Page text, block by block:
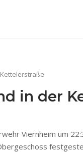
in der
Viernheim um